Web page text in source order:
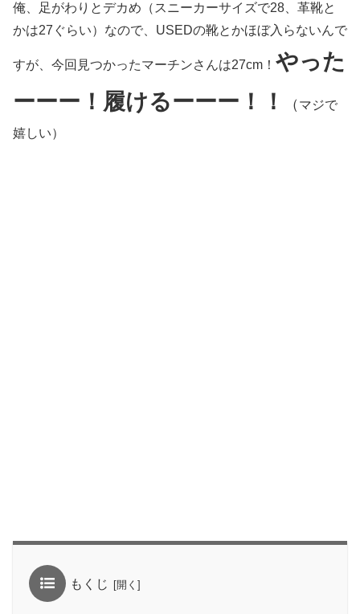
俺、足がわりとデカめ（スニーカーサイズで28、革靴と
かは27ぐらい）なので、USEDの靴とかほぼ入らないんで
すが、今回見つかったマーチンさんは27cm！ やった
ーーー！履けるーーー！！
（ マジで
嬉しい）
もくじ